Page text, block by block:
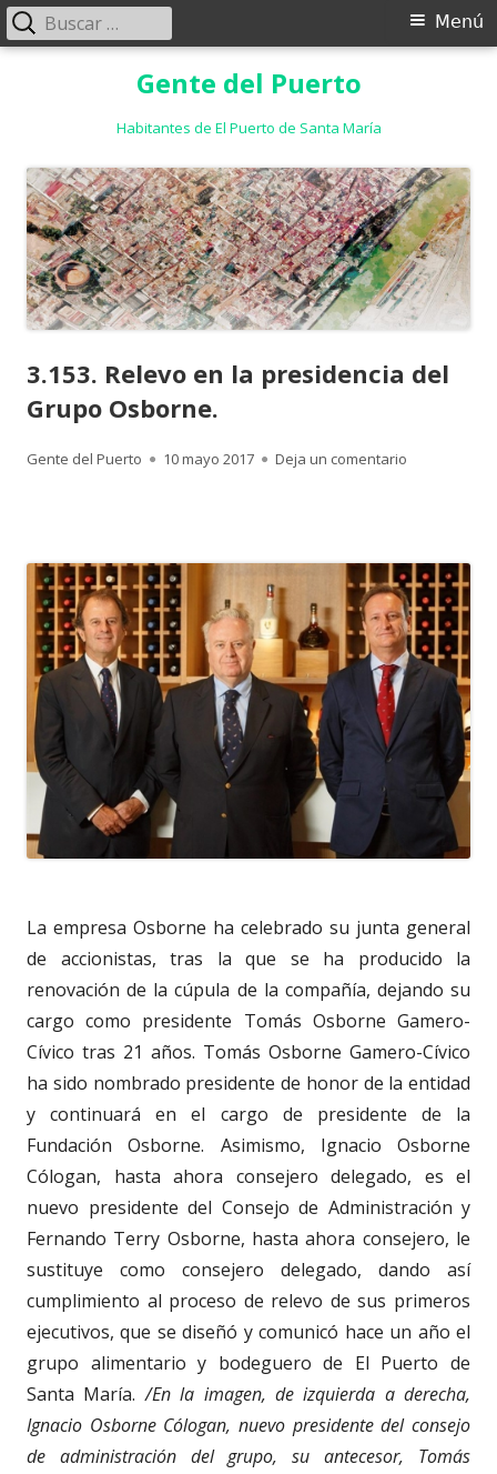
Gente del Puerto
Habitantes de El Puerto de Santa María
Menú
Menú
Buscar:
3.153. Relevo en la presidencia del
Grupo Osborne.
Autor
Gente del Puerto
Publicado
10 mayo 2017 Deja un comentario
La empresa Osborne ha celebrado su junta general
de accionistas, tras la que se ha producido la
renovación de la cúpula de la compañía, dejando su
cargo como presidente Tomás Osborne Gamero-
Cívico tras 21 años. Tomás Osborne Gamero-Cívico
ha sido nombrado presidente de honor de la entidad
y continuará en el cargo de presidente de la
Fundación Osborne. Asimismo, Ignacio Osborne
Cólogan, hasta ahora consejero delegado, es el
nuevo presidente del Consejo de Administración y
Fernando Terry Osborne, hasta ahora consejero, le
sustituye como consejero delegado, dando así
cumplimiento al proceso de relevo de sus primeros
ejecutivos, que se diseñó y comunicó hace un año el
grupo alimentario y bodeguero de El Puerto de
Santa María./En la imagen, de izquierda a derecha,
Ignacio Osborne Cólogan, nuevo presidente del consejo
de administración del grupo, su antecesor, Tomás